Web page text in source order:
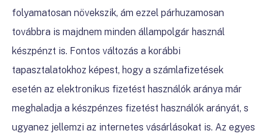
folyamatosan növekszik, ám ezzel párhuzamosan
továbbra is majdnem minden állampolgár használ
készpénzt is. Fontos változás a korábbi
tapasztalatokhoz képest, hogy a számlafizetések
esetén az elektronikus fizetést használók aránya már
meghaladja a készpénzes fizetést használók arányát, s
ugyanez jellemzi az internetes vásárlásokat is. Az egyes